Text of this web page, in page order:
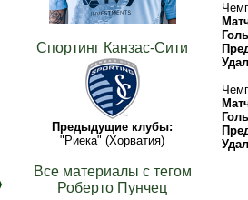
Спортинг Канзас-Сити
Предыдущие клубы:
"Риека" (Хорватия)
Все материалы с тегом
Роберто Пунчец